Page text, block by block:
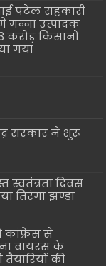
पटेल सहकारी
गन्ना उत्पादक
करोड़ किसानों
गया
सरकार ने शुरू
स्वतंत्रता दिवस
तिरंगा झण्डा
कांफ्रेंस से
वायरस के
की